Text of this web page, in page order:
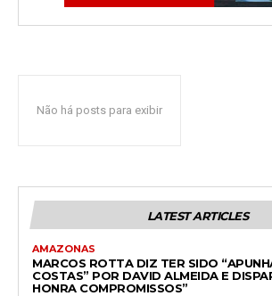
Não há posts para exibir
LATEST ARTICLES
AMAZONAS
MARCOS ROTTA DIZ TER SIDO
COSTAS” POR DAVID ALMEIDA E
HONRA COMPROMISSOS”